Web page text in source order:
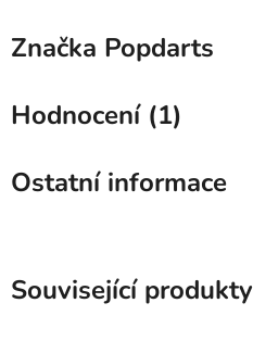
Značka Popdarts
Hodnocení (1)
Ostatní informace
Související produkty